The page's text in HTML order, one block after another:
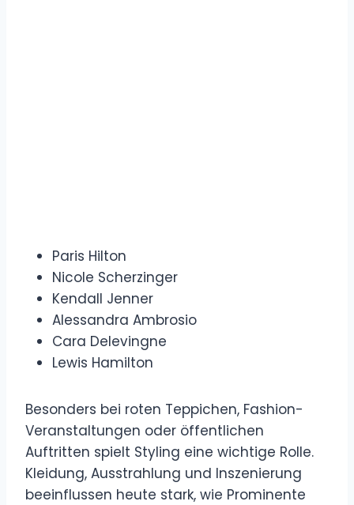
Paris Hilton
Nicole Scherzinger
Kendall Jenner
Alessandra Ambrosio
Cara Delevingne
Lewis Hamilton
Besonders bei roten Teppichen, Fashion-
Veranstaltungen oder öffentlichen
Auftritten spielt Styling eine wichtige Rolle.
Kleidung, Ausstrahlung und Inszenierung
beeinflussen heute stark, wie Prominente